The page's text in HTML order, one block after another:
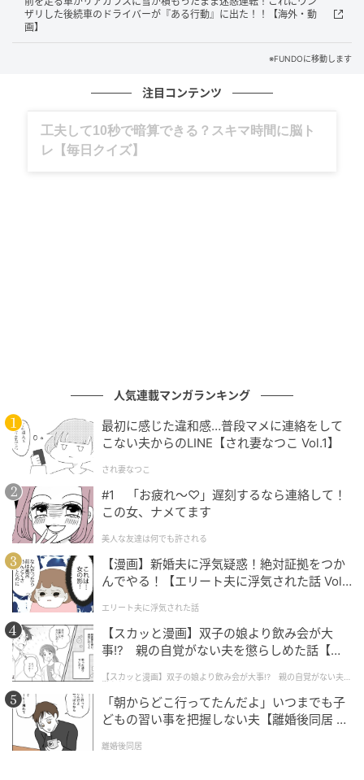
出典：YouTube
他の卵と並べてみると・・・、倍ほどの大きさがある
のが分かります。 もしかしたら、黄身が2つ入ったふ
たごの卵なのでしょうか？
卵を割ると・・・！
普通の卵の倍ほどの大きさがある卵を発見した撮影者
さん。 果たしてその中身とは・・・？
ザリした後続車のドライバーが『ある行動』に出た！！【海外・動
画】
※FUNDOに移動します
注目コンテンツ
グルメ、ギャグ、子育て、旅行記……全部、読
めます。
人気連載マンガランキング
最初に感じた違和感…普段マメに連絡をして
こない夫からのLINE【され妻なつこ Vol.1】
され妻なつこ
#1 「お疲れ〜♡」遅刻するなら連絡して！
この女、ナメてます
美人な友達は何でも許される
【漫画】新婚夫に浮気疑惑！絶対証拠をつか
んでやる！【エリート夫に浮気された話 Vol.
エリート夫に浮気された話
【スカッと漫画】双子の娘より飲み会が大
事!? 親の自覚がない夫を懲らしめた話【第1
【スカッと漫画】双子の娘より飲み会が大事!? 親の自覚がない夫を
懲らしめた話
「朝からどこ行ってたんだよ」いつまでも子
どもの習い事を把握しない夫【離婚後同居 Vo
離婚後同居